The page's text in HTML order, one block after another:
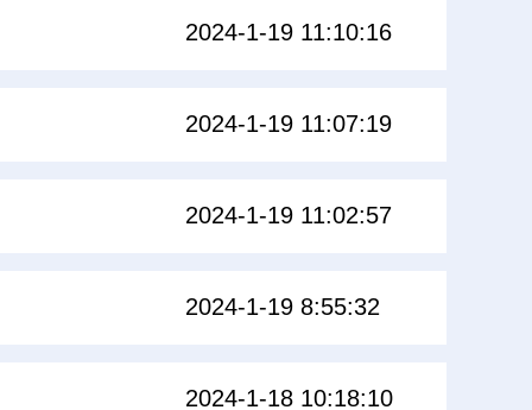
2024-1-19 11:10:16
2024-1-19 11:07:19
2024-1-19 11:02:57
2024-1-19 8:55:32
2024-1-18 10:18:10